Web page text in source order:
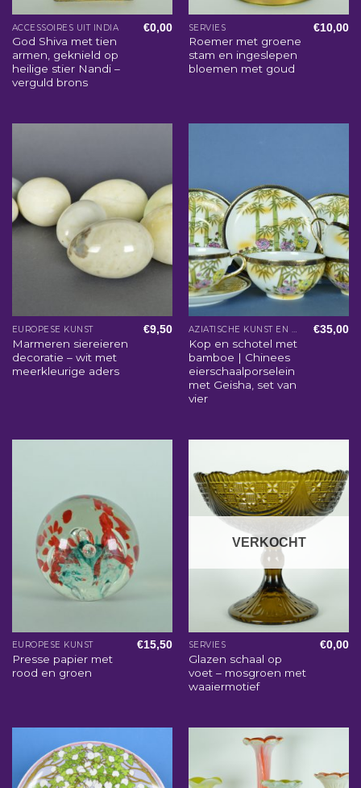
ACCESSOIRES UIT INDIA
God Shiva met tien
armen, geknield op
heilige stier Nandi –
verguld brons
€0,00 SERVIES
Roemer met groene
stam en ingeslepen
bloemen met goud
€10,00
EUROPESE KUNST
Marmeren siereieren
decoratie – wit met
meerkleurige aders
€9,50 AZIATISCHE KUNST EN WOONACCESSOIRES
Kop en schotel met
bamboe | Chinees
eierschaalporselein
met Geisha, set van
vier
€35,00
EUROPESE KUNST
Presse papier met
rood en groen
€15,50
VERKOCHT
SERVIES
Glazen schaal op
voet – mosgroen met
waaiermotief
€0,00